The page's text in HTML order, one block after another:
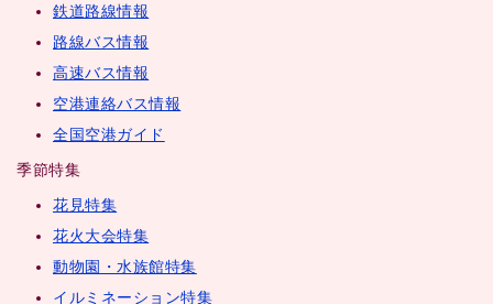
鉄道路線情報
路線バス情報
高速バス情報
空港連絡バス情報
全国空港ガイド
季節特集
花見特集
花火大会特集
動物園・水族館特集
イルミネーション特集